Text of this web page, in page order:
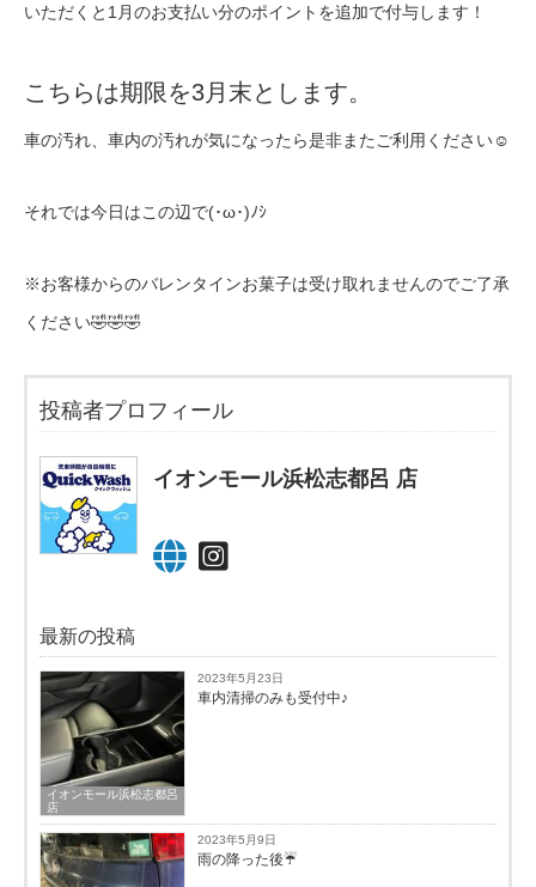
いただくと1月のお支払い分のポイントを追加で付与します！
こちらは期限を3月末とします。
車の汚れ、車内の汚れが気になったら是非またご利用ください☺
それでは今日はこの辺で(･ω･)ﾉｼ
※お客様からのバレンタインお菓子は受け取れませんのでご了承
ください🤣🤣🤣
投稿者プロフィール
イオンモール浜松志都呂 店
最新の投稿
イオンモール浜松志都呂
店
2023年5月23日
車内清掃のみも受付中♪
2023年5月9日
雨の降った後☔️